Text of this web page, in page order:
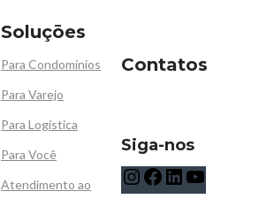
Soluçōes
Para Condomínios
Para Varejo
Para Logística
Para Você
Atendimento ao
Contatos
Siga-nos